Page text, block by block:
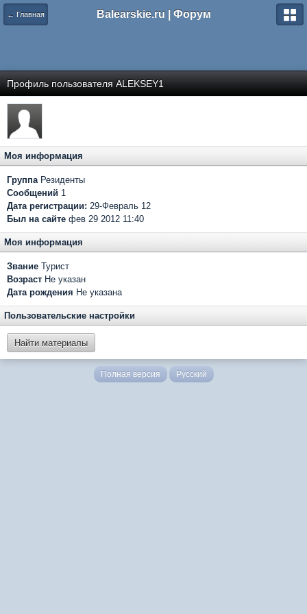
← Главная Balearskie.ru | Форум
Профиль пользователя ALEKSEY1
Моя информация
ГруппаРезиденты
Сообщений 1
Дата регистрации: 29-Февраль 12
Был на сайте фев 29 2012 11:40
Моя информация
Звание Турист
Возраст Не указан
Дата рождения Не указана
Пользовательские настройки
Найти материалы
Полная версия Русский